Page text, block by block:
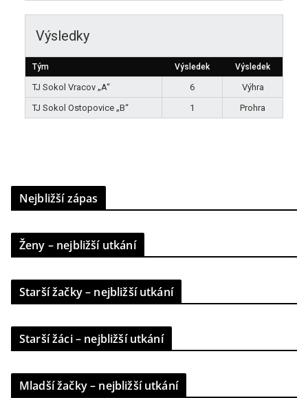
Výsledky
Tým Výsledek Výsledek
TJ Sokol Vracov „A“ 6
Výhra
TJ Sokol Ostopovice „B“
1 Prohra
Nejbližší zápas
Ženy – nejbližší utkání
Starší žačky – nejbližší utkání
Starší žáci – nejbližší utkání
Mladší žačky – nejbližší utkání